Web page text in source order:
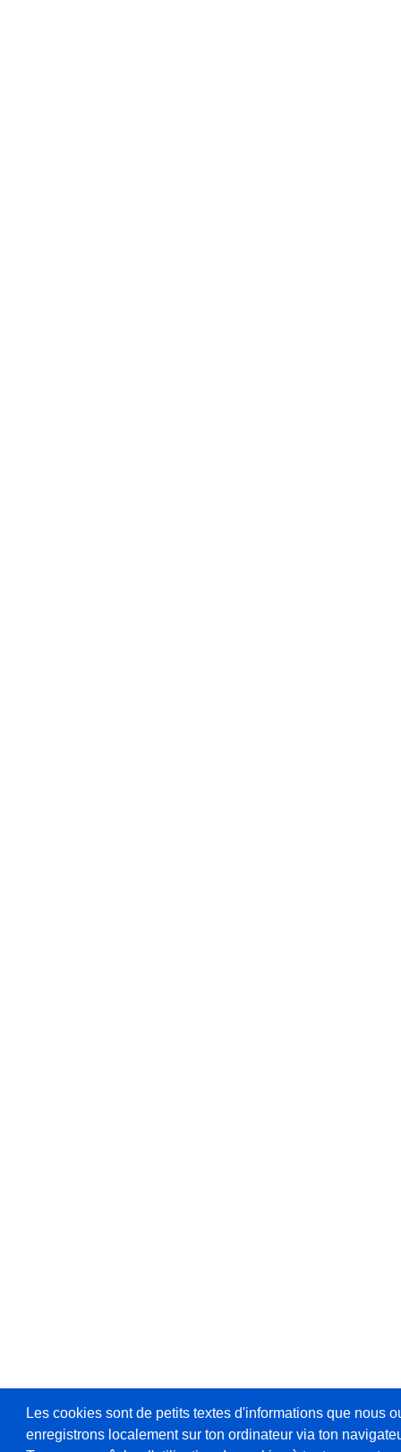
Les cookies sont de petits textes d'informations que nous
enregistrons localement sur ton ordinateur via ton